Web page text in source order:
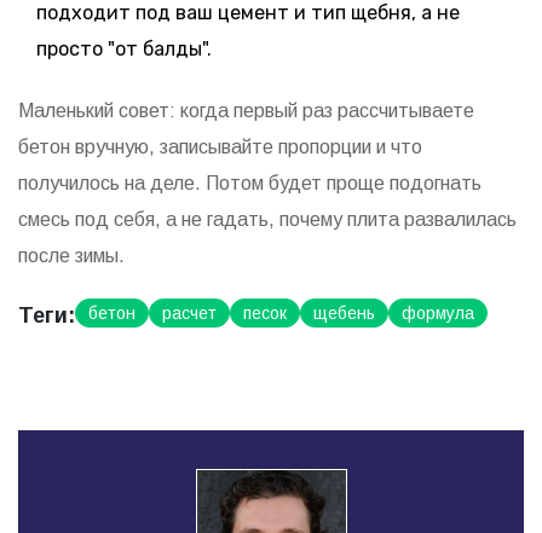
подходит под ваш цемент и тип щебня, а не
просто "от балды".
Маленький совет: когда первый раз рассчитываете
бетон вручную, записывайте пропорции и что
получилось на деле. Потом будет проще подогнать
смесь под себя, а не гадать, почему плита развалилась
после зимы.
Теги: бетон расчет песок щебень формула